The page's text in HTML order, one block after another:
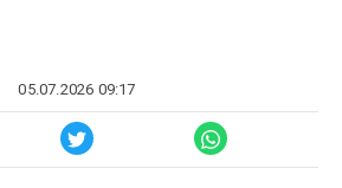
05.07.2026 09:17